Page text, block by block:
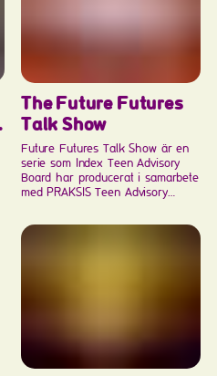
The Future Futures
Talk Show
Future Futures Talk Show är en
serie som Index Teen Advisory
Board har producerat i samarbete
med PRAKSIS Teen Advisory
Advisory Board (Finland). De tre
styrelserna arbetade under ett år
representation och makt i rörlig
bild-produktion och reflekterar
kring hur institutioner kan...